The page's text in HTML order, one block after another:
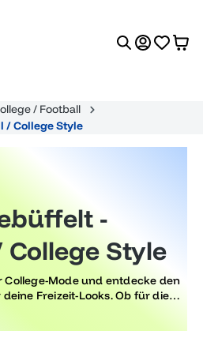
/ Football
/ College Style
-
Style
College-Mode und entdecke den
Freizeit-Looks. Ob für die
für entspannte Tage, dieser
Auftritt.